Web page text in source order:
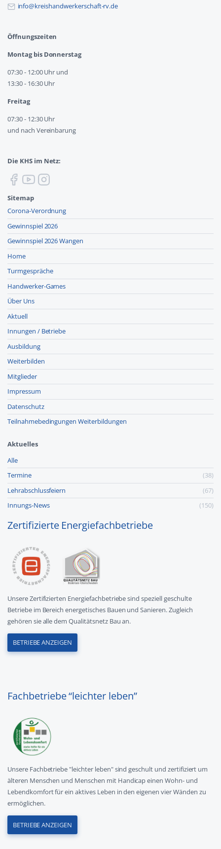
info@kreishandwerkerschaft-rv.de
Öffnungszeiten
Montag bis Donnerstag
07:30 - 12:00 Uhr und
13:30 - 16:30 Uhr
Freitag
07:30 - 12:30 Uhr
und nach Vereinbarung
Die KHS im Netz:
Sitemap
Corona-Verordnung
Gewinnspiel 2026
Gewinnspiel 2026 Wangen
Home
Turmgespräche
Handwerker-Games
Über Uns
Aktuell
Innungen / Betriebe
Ausbildung
Weiterbilden
Mitglieder
Impressum
Datenschutz
Teilnahmebedingungen Weiterbildungen
Aktuelles
Alle
Termine
(38)
Lehr­abschluss­feiern
(67)
Innungs-News
(150)
Zertifizierte Energiefachbetriebe
Unsere Zertifizierten Energiefachbetriebe sind speziell geschulte
Betriebe im Bereich energetisches Bauen und Sanieren. Zugleich
gehören sie alle dem Qualitätsnetz Bau an.
BETRIEBE ANZEIGEN
Fachbetriebe “leichter leben”
Unsere Fachbetriebe "leichter leben" sind geschult und zertifiziert um
älteren Menschen und Menschen mit Handicap einen Wohn- und
Lebendkomfort für ein aktives Leben in den eigenen vier Wänden zu
ermöglichen.
BETRIEBE ANZEIGEN